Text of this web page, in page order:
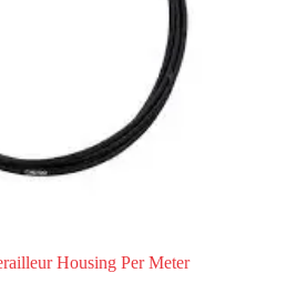
Housing Per Meter